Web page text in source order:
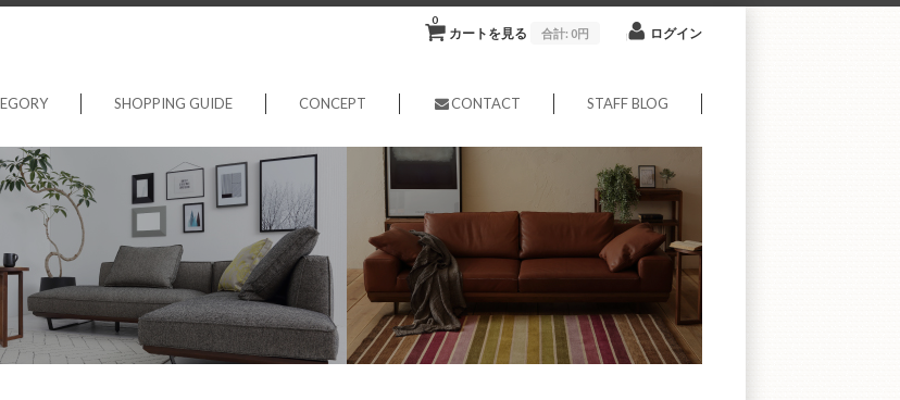
カートを見る
0
合計: 0円 ログイン
SHOPPING GUIDE CONCEPT CONTACT STAFF BLOG